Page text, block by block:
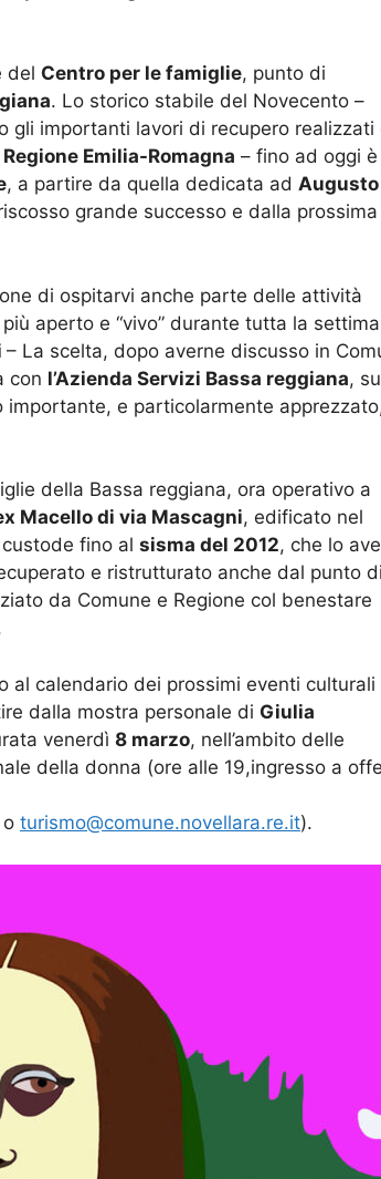
del Centro per le famiglie, punto di
. Lo storico stabile del Novecento –
gli importanti lavori di recupero realizzati
Regione Emilia-Romagna – fino ad oggi è
, a partire da quella dedicata ad Augusto
grande successo e dalla prossima
di ospitarvi anche parte delle attività
aperto e “vivo” durante tutta la
– La scelta, dopo averne discusso in
con l’Azienda Servizi Bassa reggiana,
e particolarmente
della Bassa reggiana, ora operativo a
Macello di via Mascagni, edificato nel
fino al sisma del 2012, che lo
e ristrutturato anche dal punto di
da Comune e Regione col benestare
al calendario dei prossimi eventi culturali
dalla mostra personale di Giulia
venerdì 8 marzo, nell’ambito delle
della donna (ore alle 19,ingresso a
turismo@comune.novellara.re.it).